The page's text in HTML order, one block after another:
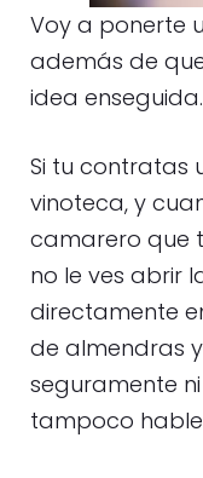
Voy a ponerte
además de
idea enseguida.
Si tu contratas
vinoteca, y
camarero que
no le ves abrir
directamente
de almendras
seguramente
tampoco